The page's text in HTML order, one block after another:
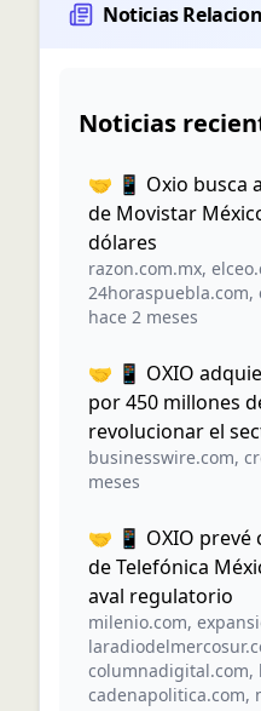
Noticias
Noticias
🤝 📱 Oxio busca
de Movistar
dólares
razon.com.mx,
24horaspuebla.com,
hace 2 meses
🤝 📱 OXIO
por 450 millones
revolucionar el
businesswire.com,
meses
🤝 📱 OXIO prevé
de Telefónica
aval regulatorio
milenio.com,
columnadigital.com,
cadenapolitica.com,